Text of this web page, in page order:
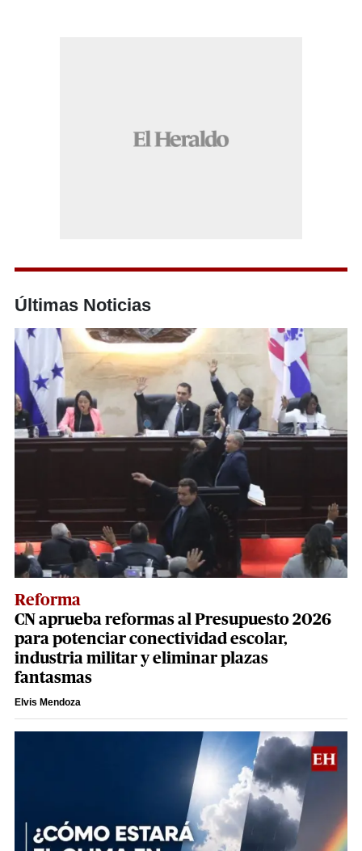
Últimas Noticias
Reforma
CN aprueba reformas al Presupuesto 2026
para potenciar conectividad escolar,
industria militar y eliminar plazas
fantasmas
Elvis Mendoza